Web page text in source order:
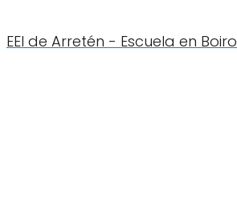
EEI de Arretén - Escuela en Boiro